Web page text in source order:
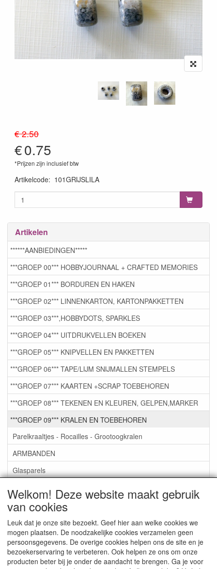
Welkom! Deze website maakt gebruik
van cookies
Leuk dat je onze site bezoekt. Geef hier aan welke cookies we
mogen plaatsen. De noodzakelijke cookies verzamelen geen
persoonsgegevens. De overige cookies helpen ons de site en je
bezoekerservaring te verbeteren. Ook helpen ze ons om onze
producten beter bij je onder de aandacht te brengen. Ga je voor
€ 2.50
€0.75
*Prijzen zijn inclusief btw
Artikelcode: 101GRIJSLILA
Artikelen
******AANBIEDINGEN*****
***GROEP 00*** HOBBYJOURNAAL + CRAFTED MEMORIES
***GROEP 01*** BORDUREN EN HAKEN
***GROEP 02*** LINNENKARTON, KARTONPAKKETTEN
***GROEP 03***,HOBBYDOTS, SPARKLES
***GROEP 04*** UITDRUKVELLEN BOEKEN
***GROEP 05*** KNIPVELLEN EN PAKKETTEN
***GROEP 06*** TAPE/LIJM SNIJMALLEN STEMPELS
***GROEP 07*** KAARTEN +SCRAP TOEBEHOREN
***GROEP 08*** TEKENEN EN KLEUREN, GELPEN,MARKER
***GROEP 09*** KRALEN EN TOEBEHOREN
Parelkraaltjes - Rocailles - Grootoogkralen
ARMBANDEN
Glasparels
Toebehoren
Kettingen om zelf te maken
LEATHER-LIKE KOORD VIERKANT 5M X3MM €0,50
***GROEP 10*** WENSKAARTEN MET ENV. €0,75